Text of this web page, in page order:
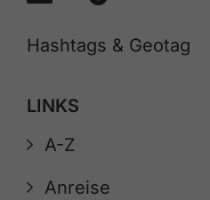
Hashtags & Geotag
LINKS
A-Z
Anreise